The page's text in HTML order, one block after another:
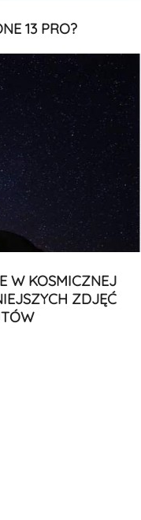
13 PRO?
W KOSMICZNEJ
ZDJĘĆ